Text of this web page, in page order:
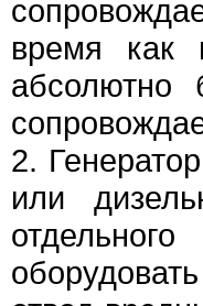
время как
2.
или